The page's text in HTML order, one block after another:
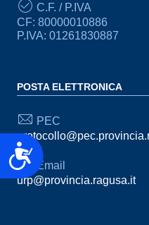
Accessibilità
C.F. / P.IVA
CF: 80000010886
P.IVA: 01261830887
POSTA ELETTRONICA
PEC
Email
urp@provincia.ragusa.it